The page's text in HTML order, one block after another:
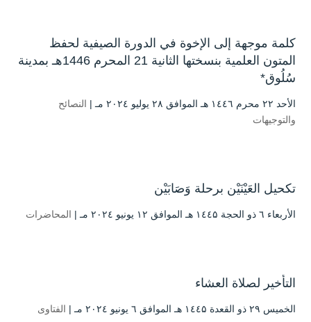
كلمة موجهة إلى الإخوة في الدورة الصيفية لحفظ
المتون العلمية بنسختها الثانية 21 المحرم 1446هـ بمدينة
سُلُوق*
الأحد ۲۲ محرم ۱٤٤٦ هـ الموافق ۲۸ يوليو ۲۰۲٤ مـ |
النصائح
والتوجيهات
تكحيل العَيْنَيْن برحلة وَصَابَيْن
الأربعاء ٦ ذو الحجة ۱٤٤۵ هـ الموافق ۱۲ يونيو ۲۰۲٤ مـ | المحاضرات
التأخير لصلاة العشاء
الخميس ۲۹ ذو القعدة ۱٤٤۵ هـ الموافق ٦ يونيو ۲۰۲٤ مـ | الفتاوى